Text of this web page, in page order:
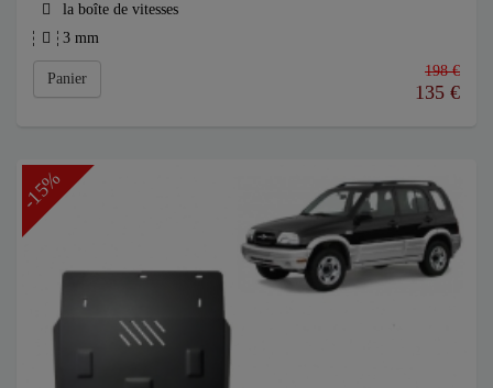
la boîte de vitesses
3 mm
Panier 198 €
135 €
-15%